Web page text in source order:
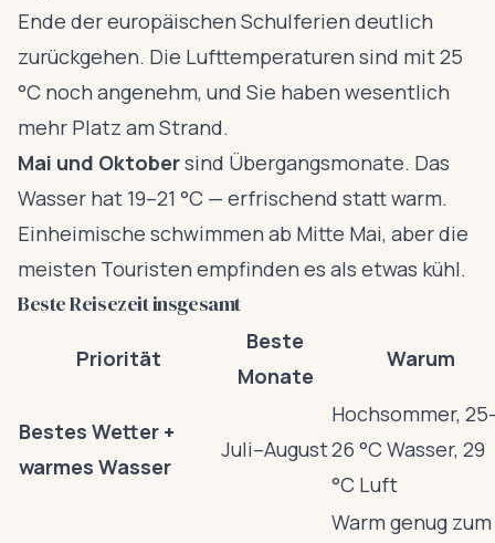
Ende der europäischen Schulferien deutlich
zurückgehen. Die Lufttemperaturen sind mit 25
°C noch angenehm, und Sie haben wesentlich
mehr Platz am Strand.
Mai und Oktobersind Übergangsmonate. Das
Wasser hat 19–21 °C — erfrischend statt warm.
Einheimische schwimmen ab Mitte Mai, aber die
meisten Touristen empfinden es als etwas kühl.
Beste Reisezeit insgesamt
Priorität
Beste
Monate
Warum
Bestes Wetter +
warmes Wasser
Juli–August
Hochsommer,
26 °C Wasser, 29
°C Luft
Warm genug zum